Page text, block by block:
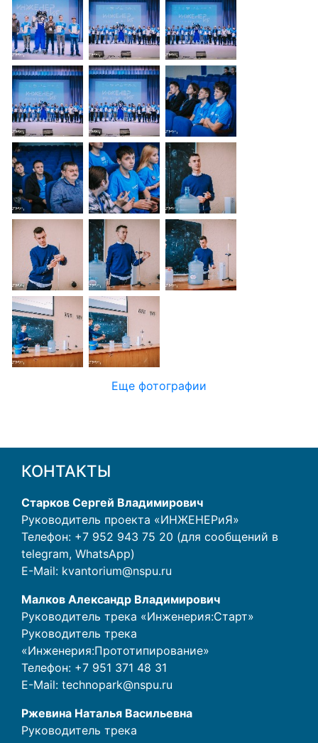
Еще фотографии
КОНТАКТЫ
Старков Сергей Владимирович
Руководитель проекта «ИНЖЕНЕРиЯ»
Телефон: +7 952 943 75 20 (для сообщений в
telegram, WhatsApp)
E-Mail: kvantorium@nspu.ru
Малков Александр Владимирович
Руководитель трека «Инженерия:Старт»
Руководитель трека
«Инженерия:Прототипирование»
Телефон: +7 951 371 48 31
E-Mail: technopark@nspu.ru
Ржевина Наталья Васильевна
Руководитель трека